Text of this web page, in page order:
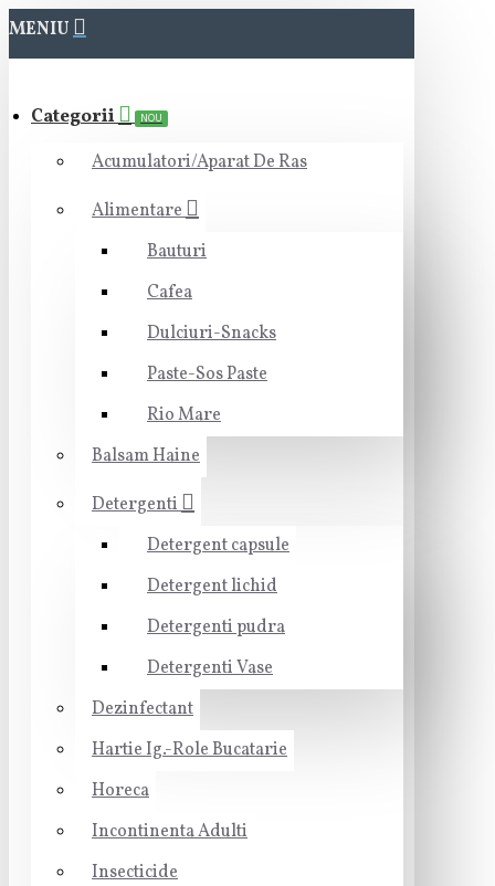
MENIU
Categorii NOU
Acumulatori/Aparat De Ras
Alimentare
Bauturi
Cafea
Dulciuri-Snacks
Paste-Sos Paste
Rio Mare
Balsam Haine
Detergenti
Detergent capsule
Detergent lichid
Detergenti pudra
Detergenti Vase
Dezinfectant
Hartie Ig.-Role Bucatarie
Horeca
Incontinenta Adulti
Insecticide